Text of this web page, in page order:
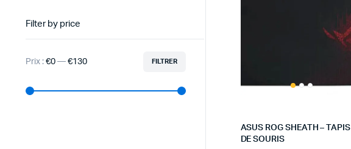
ASUS ROG SHEATH – TAPIS
DE SOURIS
Filter by price
FILTRER
Prix : €0— €130